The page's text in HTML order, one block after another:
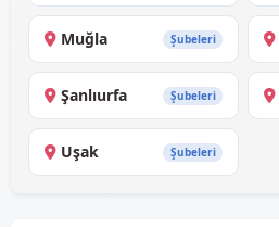
Muğla Şubeleri
Şanlıurfa Şubeleri
Uşak Şubeleri